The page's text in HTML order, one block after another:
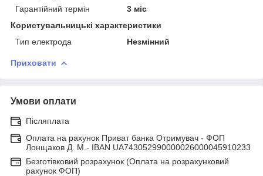
Гарантійний термін
3 міс
Користувальницькі характеристики
Тип електрода
Незмінний
Приховати
Умови оплати
Післяплата
Оплата на рахунок Приват банка Отримувач - ФОП
Лонщаков Д. М.- IBAN UA743052990000026000045910233
Безготівковий розрахунок (Оплата на розрахунковий
рахунок ФОП)